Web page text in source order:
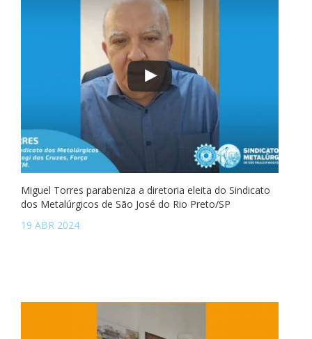
Miguel Torres parabeniza a diretoria eleita do Sindicato
dos Metalúrgicos de São José do Rio Preto/SP
19 ABR 2024